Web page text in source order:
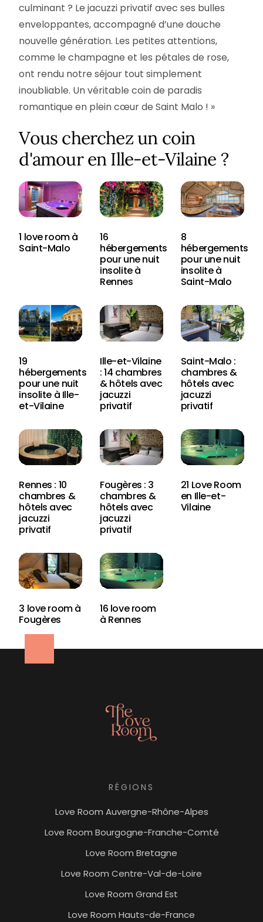
culminant ? Le jacuzzi privatif avec ses bulles
enveloppantes, accompagné d’une douche
nouvelle génération. Les petites attentions,
comme le champagne et les pétales de rose,
ont rendu notre séjour tout simplement
inoubliable. Un véritable coin de paradis
romantique en plein cœur de Saint Malo ! »
Vous cherchez un coin
d'amour en Ille-et-Vilaine ?
1 love room à
Saint-Malo
16
hébergements
pour une nuit
insolite à
Rennes
8
hébergements
pour une nuit
insolite à
Saint-Malo
19
hébergements
pour une nuit
insolite à Ille-
et-Vilaine
Ille-et-Vilaine
: 14 chambres
& hôtels avec
jacuzzi
privatif
Saint-Malo :
chambres &
hôtels avec
jacuzzi
privatif
Rennes : 10
chambres &
hôtels avec
jacuzzi
privatif
Fougères : 3
chambres &
hôtels avec
jacuzzi
privatif
21 Love Room
en Ille-et-
Vilaine
3 love room à
Fougères
16 love room
à Rennes
RÉGIONS
Love Room Auvergne-Rhône-Alpes
Love Room Bourgogne-Franche-Comté
Love Room Bretagne
Love Room Centre-Val-de-Loire
Love Room Grand Est
Love Room Hauts-de-France